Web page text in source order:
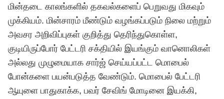
மின்தடை காலங்களில் தகவல்களைப் பெறுவது மிகவும்
முக்கியம். மின்சாரம் மீண்டும் வழங்கப்படும் நிலை மற்றும்
அவசர அறிவிப்புகள் குறித்து தெரிந்துகொள்ள,
குடியிருப்போர் பேட்டரி சக்தியில் இயங்கும் வானொலிகள்
அல்லது முழுமையாக சார்ஜ் செய்யப்பட்ட மொபைல்
போன்களை பயன்படுத்த வேண்டும். மொபைல் பேட்டரி
ஆயுளை பாதுகாக்க, பவர் சேவிங் மோடினை இயக்கி,